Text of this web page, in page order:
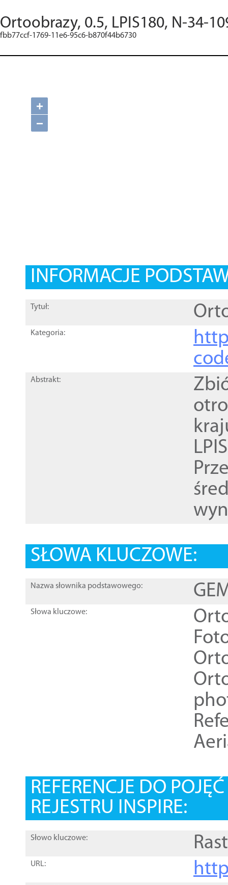
Ortoobrazy, 0.5, LPIS180, N-34-
fbb77ccf-1769-11e6-95c6-b870f44b6730
+
−
INFORMACJE
Tytuł:
Kategoria:
Abstrakt:
SŁOWA KLUCZOWE:
Nazwa słownika podstawowego:
Słowa kluczowe:
REFERENCJE DO
REJESTRU INSPIRE:
Słowo kluczowe:
URL: